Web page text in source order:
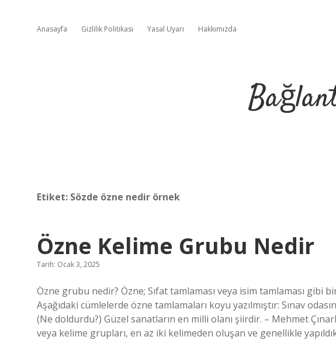
Anasayfa Gizlilik Politikası Yasal Uyarı Hakkımızda
Etiket: Sözde özne nedir örnek
Özne Kelime Grubu Nedir
Tarih: Ocak 3, 2025
Özne grubu nedir? Özne; Sıfat tamlaması veya isim tamlaması gibi
Aşağıdaki cümlelerde özne tamlamaları koyu yazılmıştır: Sınav
(Ne doldurdu?) Güzel sanatların en milli olanı şiirdir. – Mehmet
veya kelime grupları, en az iki kelimeden oluşan ve genellikle